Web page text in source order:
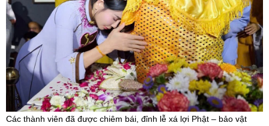
Các thành viên đã được chiêm bái, đỉnh lễ xá lợi Phật – bảo vật